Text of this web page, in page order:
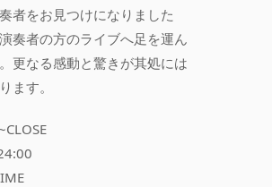
者をお見つけになりました
奏者の方のライブへ足を運ん
更なる感動と驚きが其処には
ます。